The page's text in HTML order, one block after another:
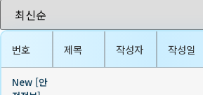
번호 제목 작성자 작성일
New [안